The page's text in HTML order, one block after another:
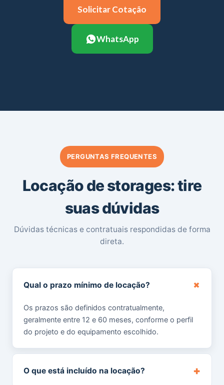
Solicitar Cotação
WhatsApp
PERGUNTAS FREQUENTES
Locação de storages: tire
suas dúvidas
Dúvidas técnicas e contratuais respondidas de forma
direta.
Qual o prazo mínimo de locação? +
Os prazos são definidos contratualmente,
geralmente entre 12 e 60 meses, conforme o perfil
do projeto e do equipamento escolhido.
O que está incluído na locação? +